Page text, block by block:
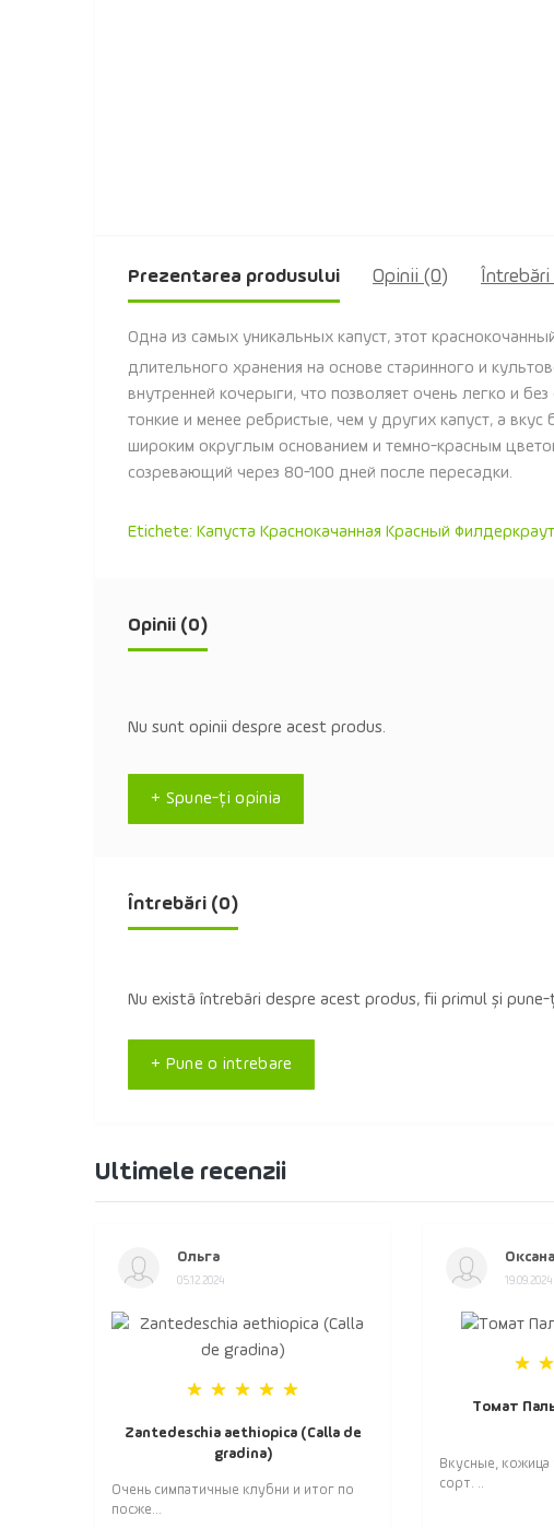
Prezentarea produsului Opinii (0) Întrebări
Одна из самых уникальных капуст, этот
длительного хранения на основе старинного и
внутренней кочерыги, что позволяет очень легко и
тонкие и менее ребристые, чем у других капуст, а
широким округлым основанием и темно-красным
созревающий через 80-100 дней после пересадки.
Etichete: Капуста Краснокачанная Красный
Opinii (0)
Nu sunt opinii despre acest produs.
+ Spune-ţi opinia
Întrebări (0)
Nu există întrebări despre acest produs, fii primul și
+ Pune o intrebare
Ultimele recenzii
Ольга
05.12.2024
Zantedeschia aethiopica (Calla de
gradina)
Очень симпатичные клубни и итог по
посже...
Оксана
19.09.2024
Томат
Вкусные, кожица
сорт. ..